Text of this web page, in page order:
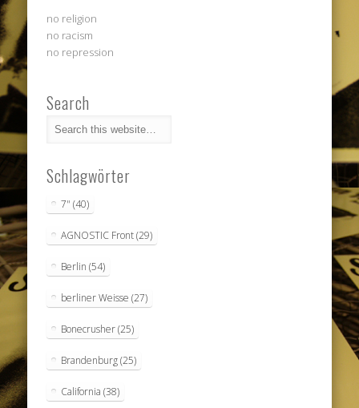
no religion
no racism
no repression
Search
Schlagwörter
7" (40)
AGNOSTIC Front(29)
Berlin (54)
berliner Weisse (27)
Bonecrusher(25)
Brandenburg(25)
California (38)